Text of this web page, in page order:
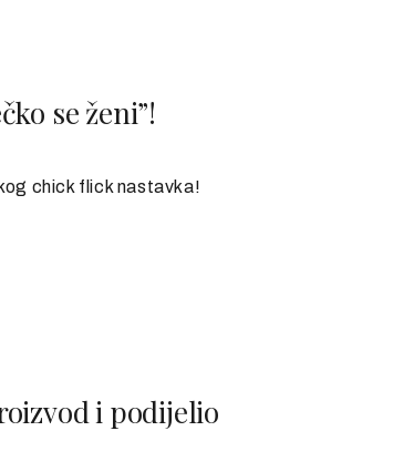
se ženi”!
chick flick nastavka!
i podijelio